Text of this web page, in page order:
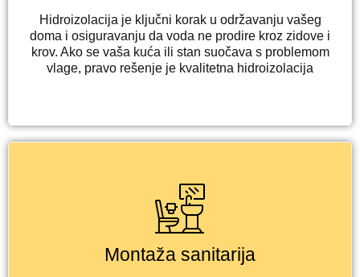
Hidroizolacija je ključni korak u održavanju vašeg
doma i osiguravanju da voda ne prodire kroz zidove i
krov. Ako se vaša kuća ili stan suočava s problemom
vlage, pravo rešenje je kvalitetna hidroizolacija
Montaža sanitarija